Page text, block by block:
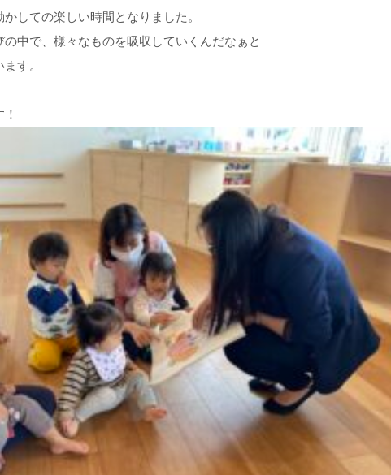
しての楽しい時間となりました。
の中で、様々なものを吸収していくんだなぁと
す。